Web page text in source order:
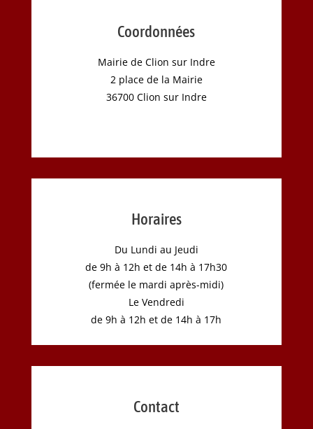
Coordonnées
Mairie de Clion sur Indre
2 place de la Mairie
36700 Clion sur Indre
Horaires
Du Lundi au Jeudi
de 9h à 12h et de 14h à 17h30
(fermée le mardi après-midi)
Le Vendredi
de 9h à 12h et de 14h à 17h
Contact